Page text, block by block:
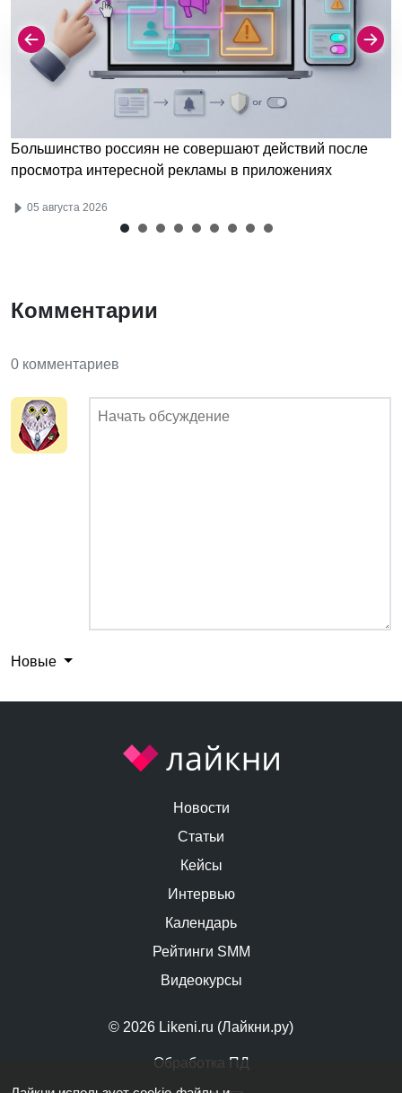
Большинство россиян не совершают действий после
просмотра интересной рекламы в приложениях
05 августа 2026
Комментарии
0 комментариев
Новые
© 2026 Likeni.ru (Лайкни.ру)
Обработка ПД
Новости
Статьи
Кейсы
Интервью
Календарь
Рейтинги SMM
Видеокурсы